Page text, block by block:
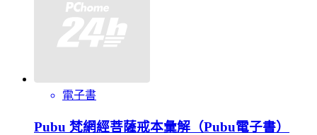
電子書
Pubu 梵網經菩薩戒本彙解（Pubu電子書）